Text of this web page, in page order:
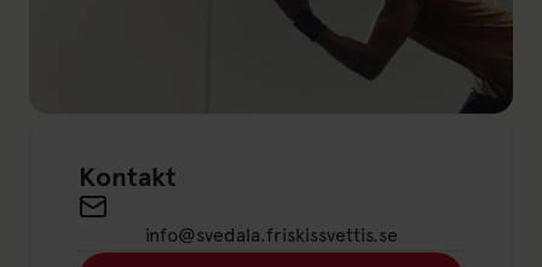
Kontakt
Send an email to
info@svedala.friskissvettis.se